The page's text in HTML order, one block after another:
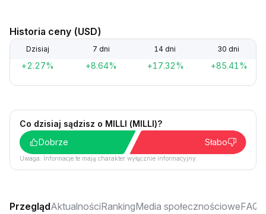
Historia ceny (USD)
Dzisiaj 7 dni 14 dni 30 dni
+2.27% +8.64% +17.32% +85.41%
Co dzisiaj sądzisz o MILLI (MILLI)?
Dobrze
Słabo
Uwaga: Informacje te mają charakter wyłącznie informacyjny.
PrzeglądAktualnościRankingMedia społecznościoweFAQ